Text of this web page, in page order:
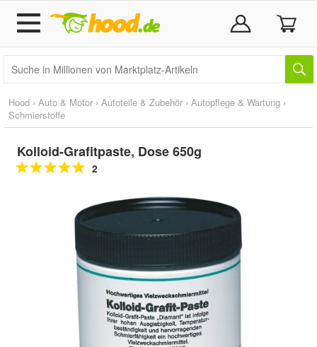
Hood › Auto & Motor › Autoteile & Zubehör › Autopflege & Wartung ›
Schmierstoffe
Kolloid-Grafitpaste, Dose 650g
2